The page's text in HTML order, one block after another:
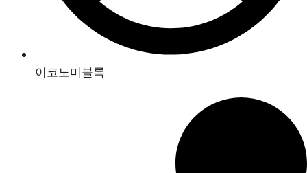
이코노미블록